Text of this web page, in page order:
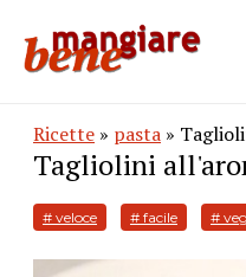
Ricette » pasta »
Tagliolini
# veloce # facile #